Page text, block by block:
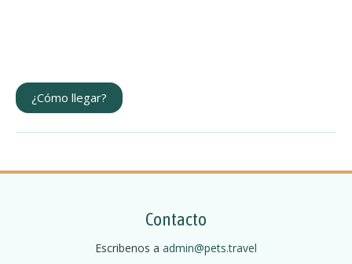
¿Cómo llegar?
Contacto
Escribenos a admin@pets.travel